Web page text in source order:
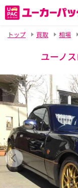
トップ
買取 相場
ユーノ